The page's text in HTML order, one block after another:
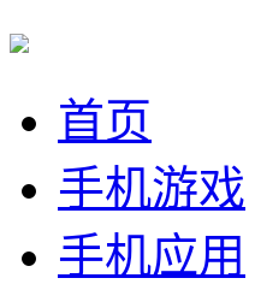
首页
手机游戏
手机应用